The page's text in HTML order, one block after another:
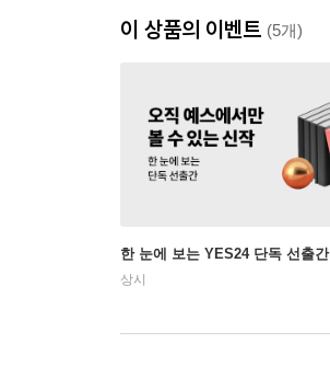
이 상품의 이벤트 (5개)
한 눈에 보는 YES24 단독 선출간
상시